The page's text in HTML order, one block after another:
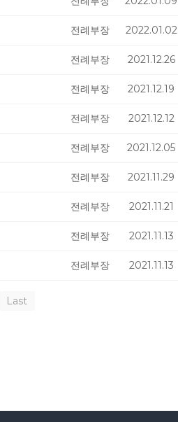
전례부장 2022.01.02
전례부장 2021.12.26
전례부장 2021.12.19
전례부장 2021.12.12
전례부장 2021.12.05
전례부장 2021.11.29
전례부장 2021.11.21
전례부장 2021.11.13
전례부장 2021.11.13
Last